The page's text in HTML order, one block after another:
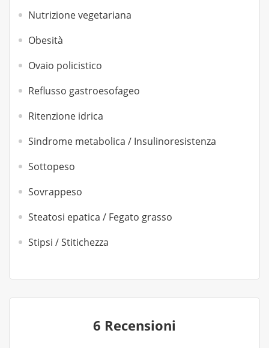
Nutrizione vegetariana
Obesità
Ovaio policistico
Reflusso gastroesofageo
Ritenzione idrica
Sindrome metabolica / Insulinoresistenza
Sottopeso
Sovrappeso
Steatosi epatica / Fegato grasso
Stipsi / Stitichezza
6 Recensioni